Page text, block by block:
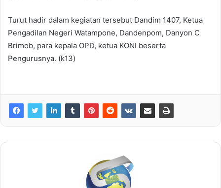
Turut hadir dalam kegiatan tersebut Dandim 1407, Ketua
Pengadilan Negeri Watampone, Dandenpom, Danyon C
Brimob, para kepala OPD, ketua KONI beserta
Pengurusnya. (k13)